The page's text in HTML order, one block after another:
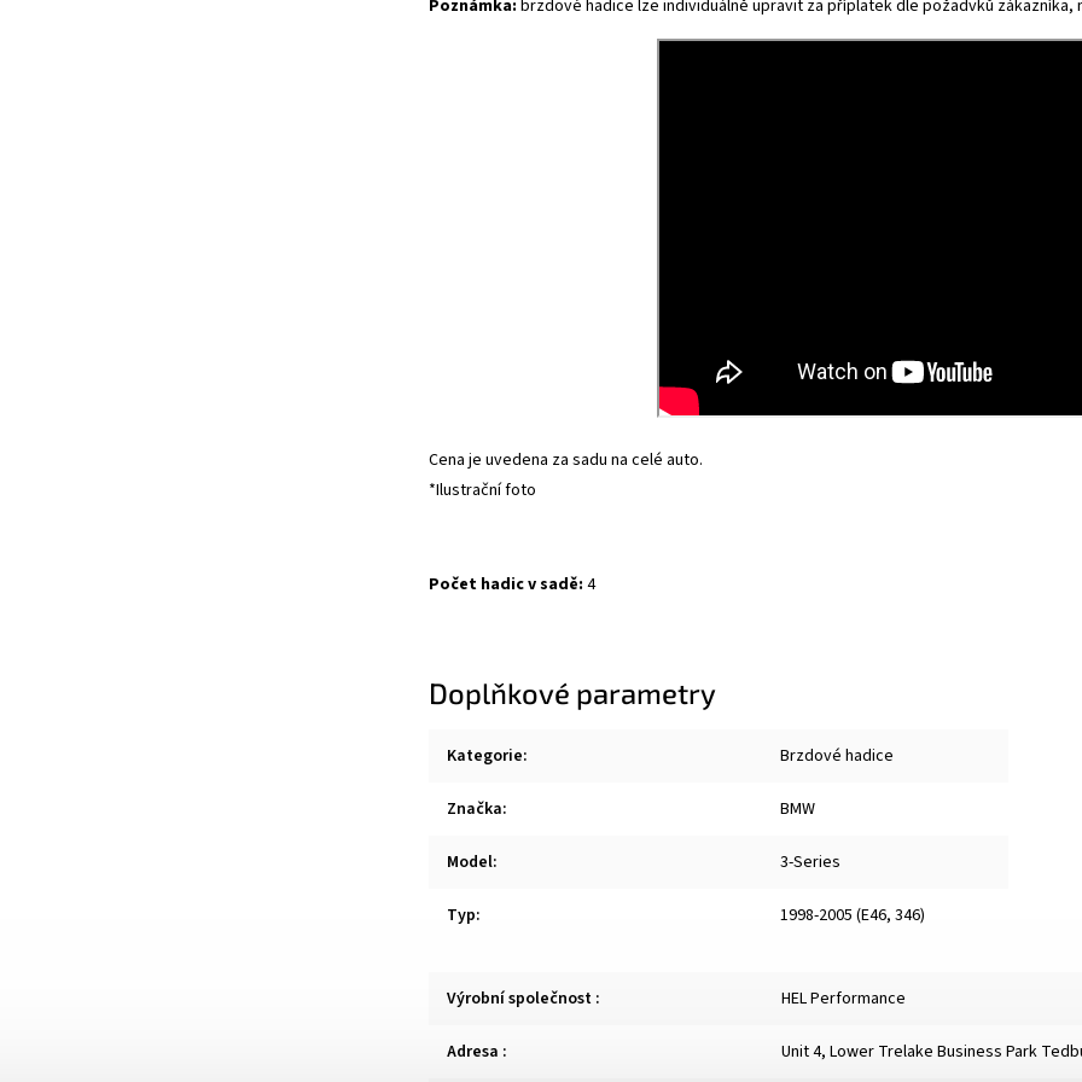
Poznámka: brzdové hadice lze individuálně upravit za příplatek dle požadvků zákazníka,
Cena je uvedena za sadu na celé auto.
*Ilustrační foto
Počet hadic v sadě: 4
Doplňkové parametry
Kategorie: Brzdové hadice
Značka: BMW
Model: 3-Series
Typ: 1998-2005 (E46, 346)
Výrobní společnost : HEL Performance
Adresa : Unit 4, Lower Trelake Business Park